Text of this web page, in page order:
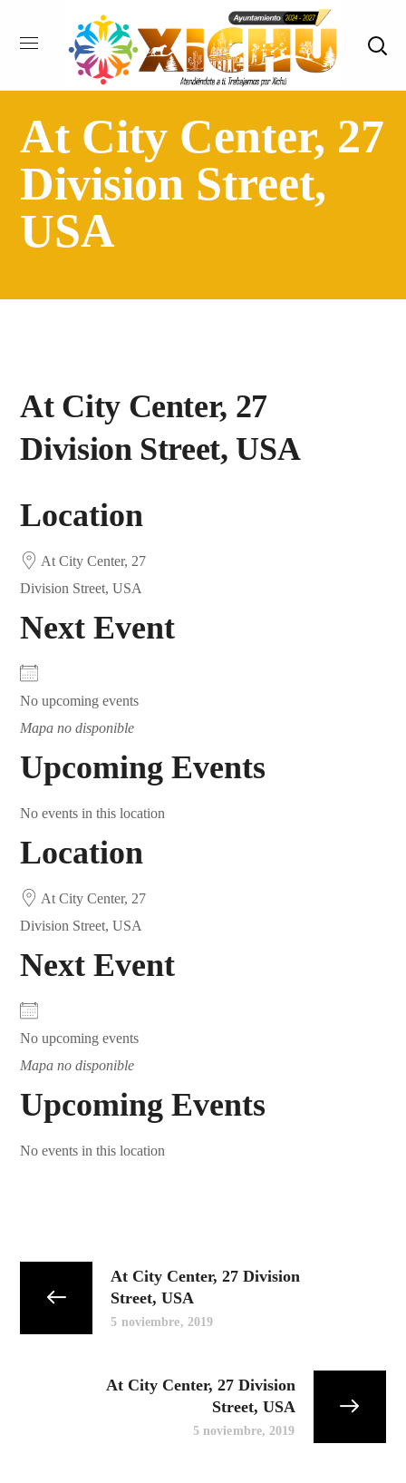
At City Center, 27
Division Street,
USA
At City Center, 27
Division Street, USA
Location
At City Center, 27
Division Street, USA
Next Event
No upcoming events
Mapa no disponible
Upcoming Events
No events in this location
Location
At City Center, 27
Division Street, USA
Next Event
No upcoming events
Mapa no disponible
Upcoming Events
No events in this location
At City Center, 27 Division
Street, USA
5 noviembre, 2019
At City Center, 27 Division
Street, USA
5 noviembre, 2019